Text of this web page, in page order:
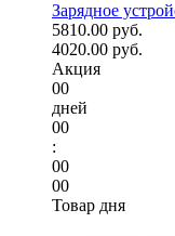
Зарядное
5810.00 руб.
4020.00 руб.
Акция
00
дней
00
:
00
00
Товар дня